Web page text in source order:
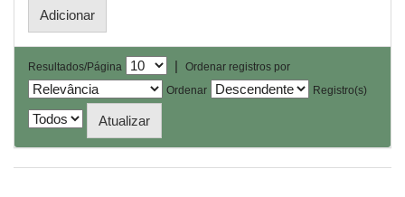
Resultados/Página |
Ordenar registros por
Ordenar
Registro(s)